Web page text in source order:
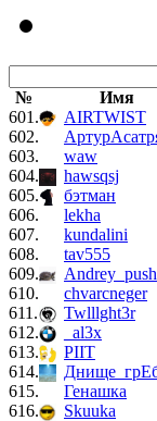
№ Имя
601.
AIRTWIST
602.
603.
waw
604.
hawsqsj
605.
бэтман
606.
lekha
607.
kundalini
608.
tav555
609.
Andrey_push
610.
chvarcneger
611.
Twlllght3r
612.
_al3x
613.
PIIT
614.
615.
Генашка
616.
Skuuka